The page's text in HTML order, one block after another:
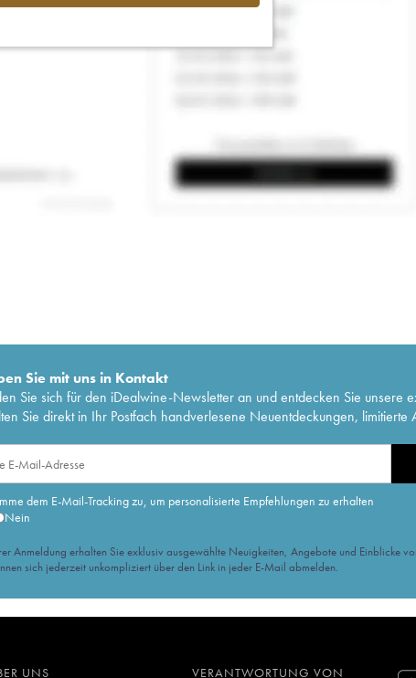
Sie mit uns in Kontakt
Sie sich für den iDealwine-Newsletter an und entdecken Sie unsere
Sie direkt in Ihr Postfach handverlesene Neuentdeckungen,
dem E-Mail-Tracking zu, um personalisierte Empfehlungen zu erhalten
Nein
Anmeldung erhalten Sie exklusiv ausgewählte Neuigkeiten, Angebote und Einblicke
sich jederzeit unkompliziert über den Link in jeder E-Mail abmelden.
UNS VERANTWORTUNG VON